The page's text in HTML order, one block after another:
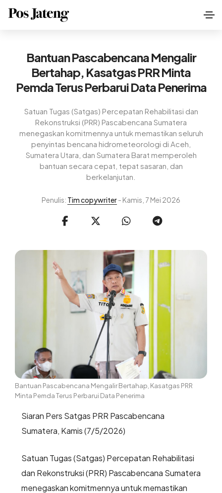
Bantuan Pascabencana Mengalir
Bertahap, Kasatgas PRR Minta
Pemda Terus Perbarui Data Penerima
Satuan Tugas (Satgas) Percepatan Rehabilitasi dan
Rekonstruksi (PRR) Pascabencana Sumatera
menegaskan komitmennya untuk memastikan seluruh
penyintas bencana hidrometeorologi di Aceh,
Sumatera Utara, dan Sumatera Barat memperoleh
bantuan secara cepat, tepat sasaran, dan
berkelanjutan.
Penulis: Tim copywriter- Kamis, 7 Mei 2026
Bantuan Pascabencana Mengalir Bertahap, Kasatgas PRR
Minta Pemda Terus Perbarui Data Penerima
Siaran Pers Satgas PRR Pascabencana
Sumatera, Kamis (7/5/2026)
Satuan Tugas (Satgas) Percepatan Rehabilitasi
dan Rekonstruksi (PRR) Pascabencana Sumatera
menegaskan komitmennya untuk memastikan